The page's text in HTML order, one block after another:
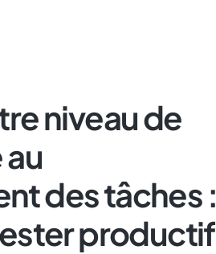
niveau de
des tâches :
productif